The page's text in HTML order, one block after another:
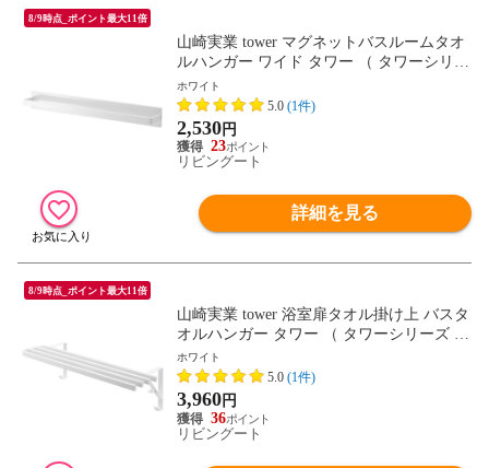
8/9時点_ポイント最大11倍
山崎実業 tower マグネットバスルームタオ
ルハンガー ワイド タワー （ タワーシリー
ズ タオルハンガー タオル掛け タオルバー
マグネット お風呂用品 浴室 バス 洗面所
洗濯機 キッチン 壁 ） 【ホワイト】
ホワイト
5.0 (1件)
2,530円
23
リビングート
詳細を見る
8/9時点_ポイント最大11倍
山崎実業 tower 浴室扉タオル掛け上 バスタ
オルハンガー タワー （ タワーシリーズ タ
オルハンガー タオル掛け バスタオル ラン
ドリー収納 浴室収納 洗面所 脱衣所 風呂
浴室 収納 ホワイト ブラック ） 【ホワイ
ト】
ホワイト
5.0 (1件)
3,960円
36
リビングート